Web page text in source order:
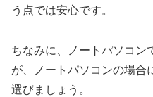
う点では安心です。
ちなみに、ノートパソコン
が、ノートパソコンの場合
選びましょう。